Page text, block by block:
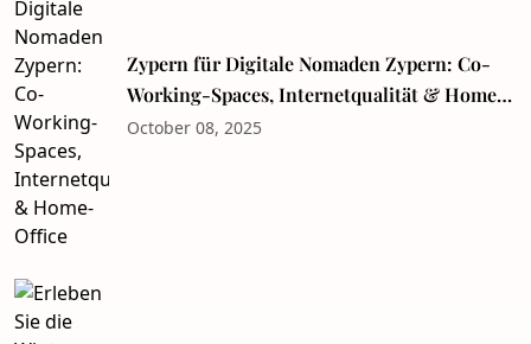
Zypern für Digitale Nomaden Zypern: Co-
Working-Spaces, Internetqualität & Home-
Office
October 08, 2025